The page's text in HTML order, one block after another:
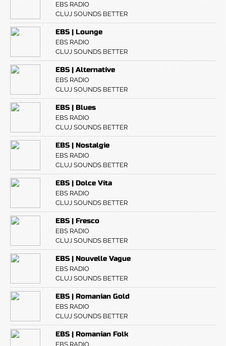
EBS RADIO
CLUJ SOUNDS BETTER
EBS | Lounge
EBS RADIO
CLUJ SOUNDS BETTER
EBS | Alternative
EBS RADIO
CLUJ SOUNDS BETTER
EBS | Blues
EBS RADIO
CLUJ SOUNDS BETTER
EBS | Nostalgie
EBS RADIO
CLUJ SOUNDS BETTER
EBS | Dolce Vita
EBS RADIO
CLUJ SOUNDS BETTER
EBS | Fresco
EBS RADIO
CLUJ SOUNDS BETTER
EBS | Nouvelle Vague
EBS RADIO
CLUJ SOUNDS BETTER
EBS | Romanian Gold
EBS RADIO
CLUJ SOUNDS BETTER
EBS | Romanian Folk
EBS RADIO